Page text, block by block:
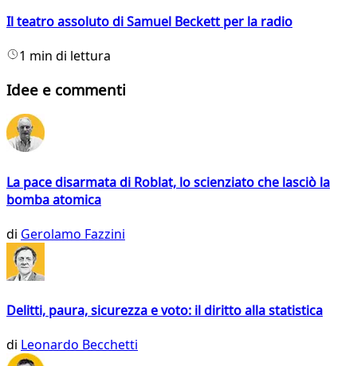
Il teatro assoluto di Samuel Beckett per la radio
1 min di lettura
Idee e commenti
La pace disarmata di Roblat, lo scienziato che lasciò la
bomba atomica
di Gerolamo Fazzini
Delitti, paura, sicurezza e voto: il diritto alla statistica
di Leonardo Becchetti